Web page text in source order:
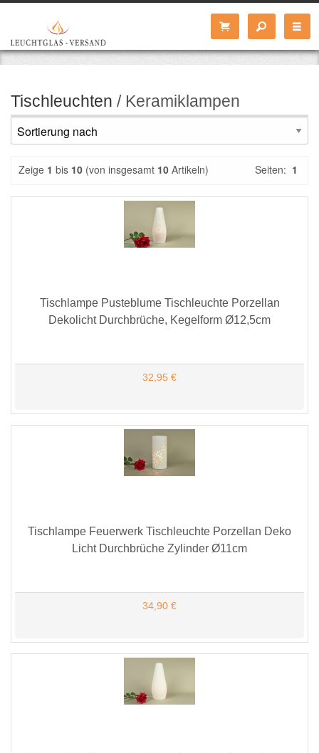
Tischleuchten / Keramiklampen
Zeige 1 bis 10 (von insgesamt 10 Artikeln) Seiten: 1
Tischlampe Pusteblume Tischleuchte Porzellan
Dekolicht Durchbrüche, Kegelform Ø12,5cm
32,95 €
Tischlampe Feuerwerk Tischleuchte Porzellan Deko
Licht Durchbrüche Zylinder Ø11cm
34,90 €